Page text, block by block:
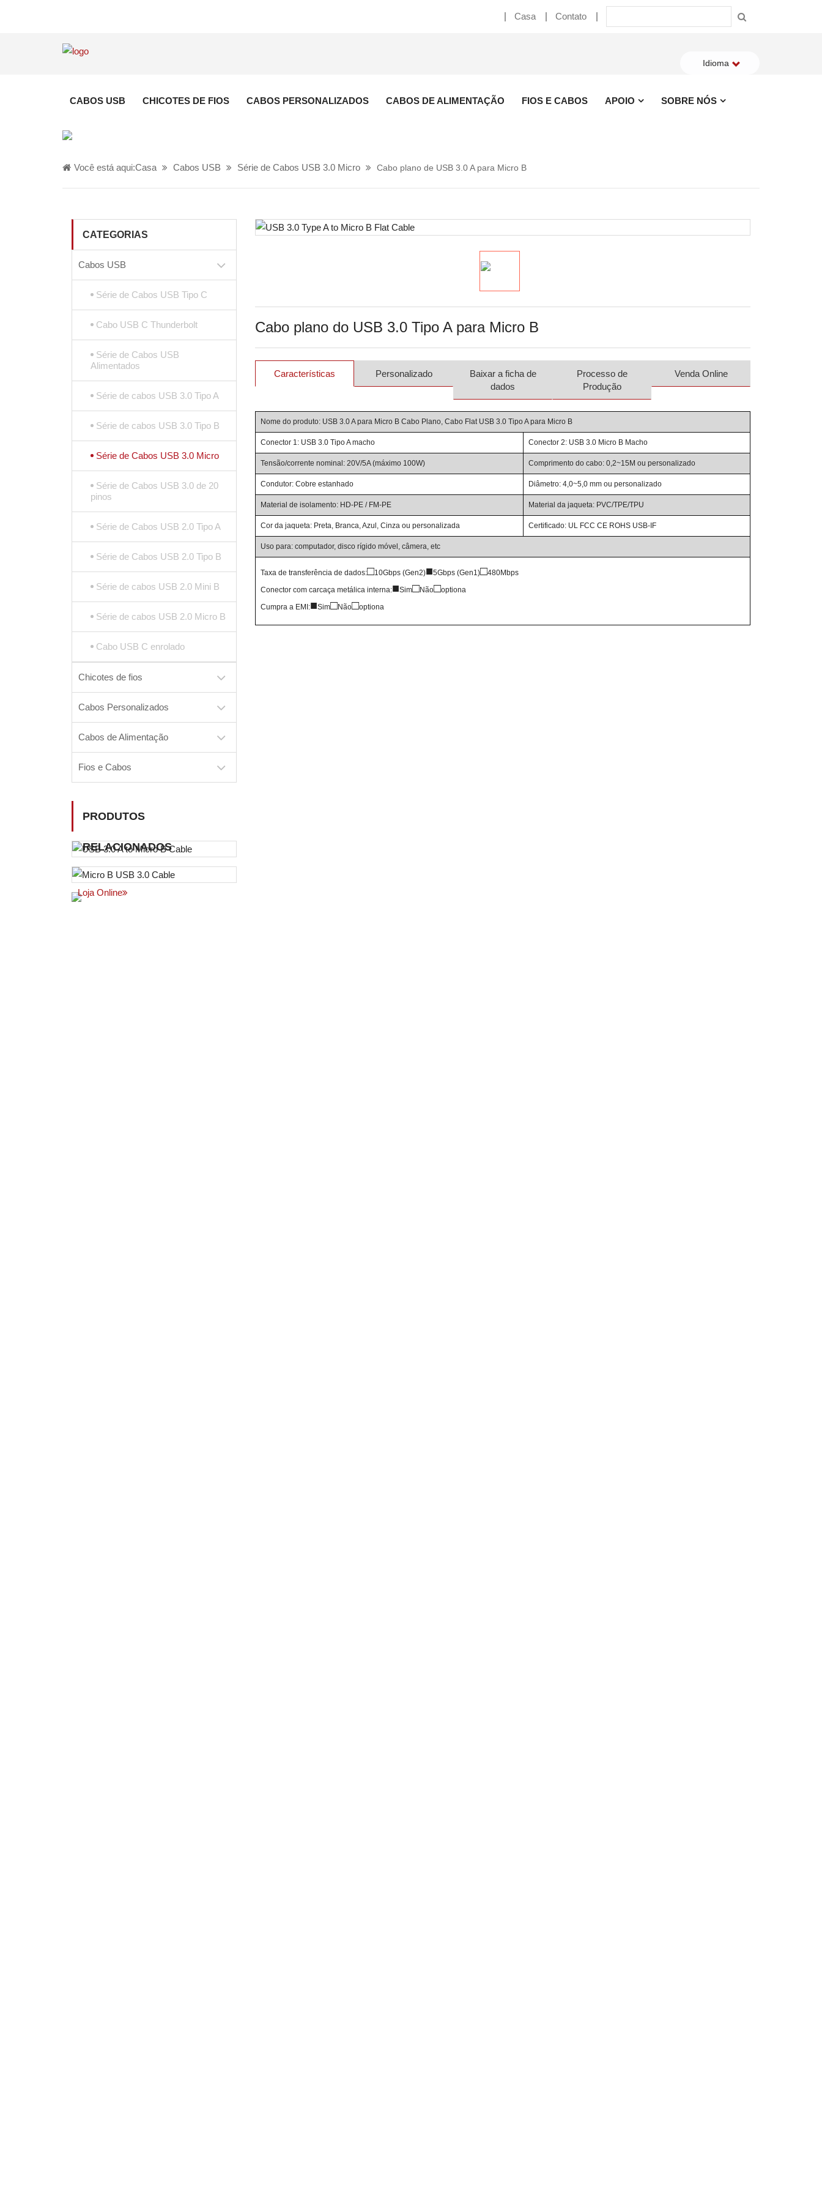
Casa Contato
Idioma
CABOS USB CHICOTES DE FIOS CABOS PERSONALIZADOS CABOS DE ALIMENTAÇÃO FIOS E CABOS APOIO SOBRE NÓS
Você está aqui:Casa Cabos USB Série de Cabos USB 3.0 Micro Cabo plano de USB 3.0 A para Micro B
Cabo plano do USB 3.0 Tipo A para Micro B
Características Personalizado
Baixar a ficha de
dados
Processo de
Produção
Venda Online
Nome do produto: USB 3.0 A para Micro B Cabo Plano, Cabo Flat USB 3.0 Tipo A para Micro B
Conector 1: USB 3.0 Tipo A macho Conector 2: USB 3.0 Micro B Macho
Tensão/corrente nominal: 20V/5A (máximo 100W) Comprimento do cabo: 0,2~15M ou personalizado
Condutor: Cobre estanhado Diâmetro: 4,0~5,0 mm ou personalizado
Material de isolamento: HD-PE / FM-PE Material da jaqueta: PVC/TPE/TPU
Cor da jaqueta: Preta, Branca, Azul, Cinza ou personalizada Certificado: UL FCC CE ROHS USB-IF
Uso para: computador, disco rígido móvel, câmera, etc
Taxa de transferência de dados:□10Gbps (Gen2)■5Gbps (Gen1)□480Mbps
Conector com carcaça metálica interna:■Sim□Não□optiona
Cumpra a EMI:■Sim□Não□optiona
CATEGORIAS
Cabos USB
Série de Cabos USB Tipo C
Cabo USB C Thunderbolt
Série de Cabos USB
Alimentados
Série de cabos USB 3.0 Tipo A
Série de cabos USB 3.0 Tipo B
Série de Cabos USB 3.0 Micro
Série de Cabos USB 3.0 de 20
pinos
Série de Cabos USB 2.0 Tipo A
Série de Cabos USB 2.0 Tipo B
Série de cabos USB 2.0 Mini B
Série de cabos USB 2.0 Micro B
Cabo USB C enrolado
Chicotes de fios
Cabos Personalizados
Cabos de Alimentação
Fios e Cabos
PRODUTOS
RELACIONADOS
Loja Online